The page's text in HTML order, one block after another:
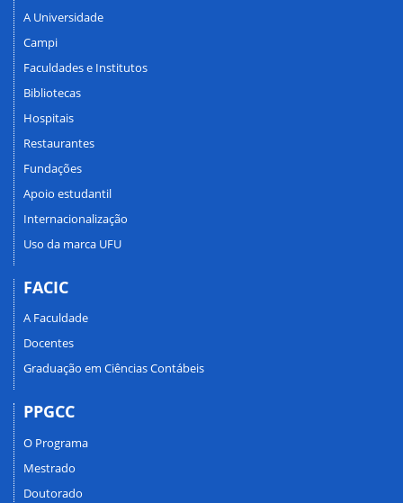
A Universidade
Campi
Faculdades e Institutos
Bibliotecas
Hospitais
Restaurantes
Fundações
Apoio estudantil
Internacionalização
Uso da marca UFU
FACIC
A Faculdade
Docentes
Graduação em Ciências Contábeis
PPGCC
O Programa
Mestrado
Doutorado